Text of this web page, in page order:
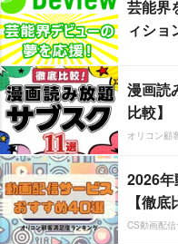
芸能界
ィショ
漫画読
比較】
オリコン顧
2026
【徹底
CS動画配